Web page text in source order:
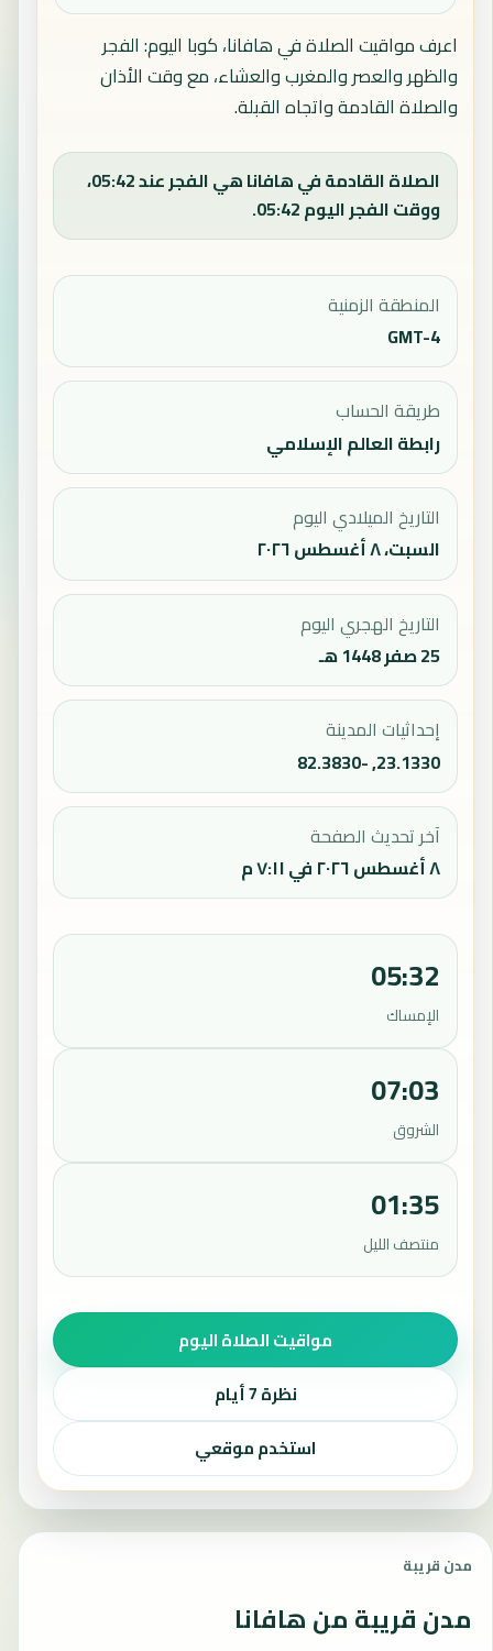
اعرف مواقيت الصلاة في هافانا، كوبا اليوم: الفجر
والظهر والعصر والمغرب والعشاء، مع وقت الأذان
والصلاة القادمة واتجاه القبلة.
الصلاة القادمة في هافانا هي الفجر عند 05:42،
ووقت الفجر اليوم 05:42.
المنطقة الزمنية
GMT-4
طريقة الحساب
رابطة العالم الإسلامي
التاريخ الميلادي اليوم
السبت، ٨ أغسطس ٢٠٢٦
التاريخ الهجري اليوم
25 صفر 1448 هـ
إحداثيات المدينة
23.1330, -82.3830
آخر تحديث الصفحة
٨ أغسطس ٢٠٢٦ في ٧:١١ م
05:32
الإمساك
07:03
الشروق
01:35
منتصف الليل
مواقيت الصلاة اليوم
نظرة 7 أيام
استخدم موقعي
مدن قريبة
مدن قريبة من هافانا